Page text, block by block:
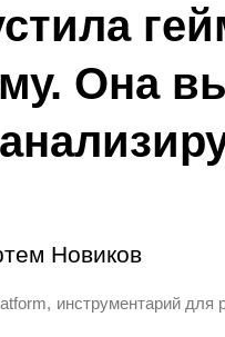
Она
Новиков
, инструментарий для